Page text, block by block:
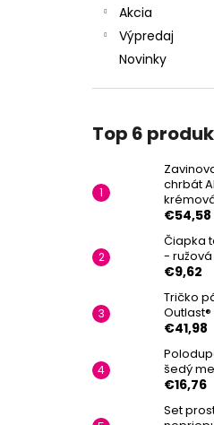
Akcia
Výpredaj
Novinky
Top 6
chrbát
€54,58
Čiapka
-
€9,62
Tričko
€41,98
šedý
€16,76
Set